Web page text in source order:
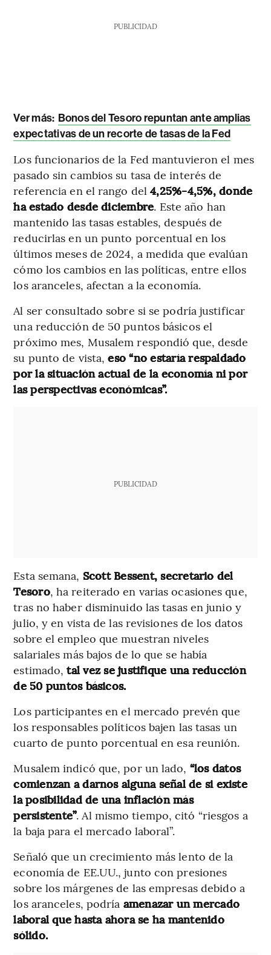
PUBLICIDAD
Ver más: Bonos del Tesoro repuntan ante amplias
expectativas de un recorte de tasas de la Fed
Los funcionarios de la Fed mantuvieron el mes
pasado sin cambios su tasa de interés de
referencia en el rango del 4,25%-4,5%, donde
ha estado desde diciembre. Este año han
mantenido las tasas estables, después de
reducirlas en un punto porcentual en los
últimos meses de 2024, a medida que evalúan
cómo los cambios en las políticas, entre ellos
los aranceles, afectan a la economía.
Al ser consultado sobre si se podría justificar
una reducción de 50 puntos básicos el
próximo mes, Musalem respondió que, desde
su punto de vista, eso “no estaría respaldado
por la situación actual de la economía ni por
las perspectivas económicas”.
PUBLICIDAD
Esta semana, Scott Bessent, secretario del
Tesoro, ha reiterado en varias ocasiones que,
tras no haber disminuido las tasas en junio y
julio, y en vista de las revisiones de los datos
sobre el empleo que muestran niveles
salariales más bajos de lo que se había
estimado,tal vez se justifique una reducción
de 50 puntos básicos.
Los participantes en el mercado prevén que
los responsables políticos bajen las tasas un
cuarto de punto porcentual en esa reunión.
Musalem indicó que, por un lado, “los datos
comienzan a darnos alguna señal de si existe
la posibilidad de una inflación más
persistente”. Al mismo tiempo, citó “riesgos a
la baja para el mercado laboral”.
Señaló que un crecimiento más lento de la
economía de EE.UU., junto con presiones
sobre los márgenes de las empresas debido a
los aranceles, podría amenazar un mercado
laboral que hasta ahora se ha mantenido
sólido.